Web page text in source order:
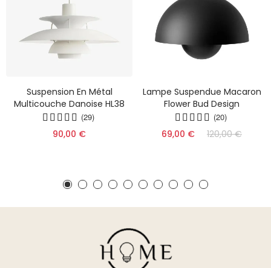
Suspension En Métal
Multicouche Danoise HL38
(29)
90,00 €
Lampe Suspendue Macaron
Flower Bud Design
(20)
69,00 € 120,00 €